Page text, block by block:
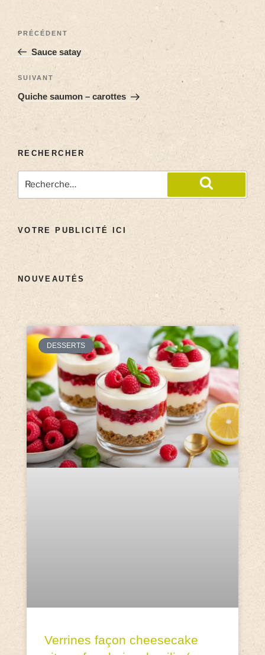
PRÉCÉDENT
Sauce satay
SUIVANT
Quiche saumon – carottes
RECHERCHER
VOTRE PUBLICITÉ ICI
NOUVEAUTÉS
DESSERTS
Verrines façon cheesecake